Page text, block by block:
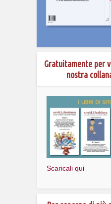
Gratuitamente per
nostra
Scaricali qui